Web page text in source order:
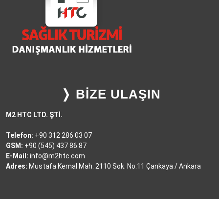
❭ BİZE ULAŞIN
M2 HTC LTD. ŞTİ.
Telefon: +90 312 286 03 07
GSM: +90 (545) 437 86 87
E-Mail: info@m2htc.com
Adres: Mustafa Kemal Mah. 2110 Sok. No:11 Çankaya / Ankara